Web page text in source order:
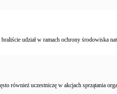
udział w ramach ochrony środowiska
również uczestniczę w akcjach sprzątania